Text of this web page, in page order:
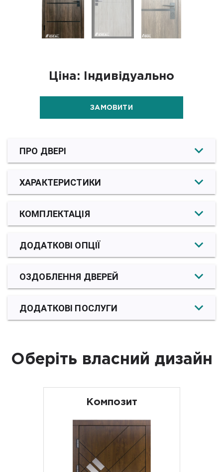
Ціна: Індивідуально
ЗАМОВИТИ
ПРО ДВЕРІ
ХАРАКТЕРИСТИКИ
КОМПЛЕКТАЦІЯ
ДОДАТКОВІ ОПЦІЇ
ОЗДОБЛЕННЯ ДВЕРЕЙ
ДОДАТКОВІ ПОСЛУГИ
Оберіть власний дизайн
Композит